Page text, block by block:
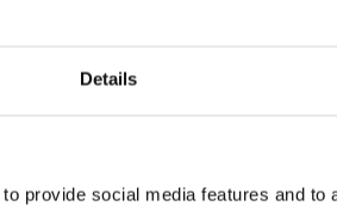
Details
provide social media features and to